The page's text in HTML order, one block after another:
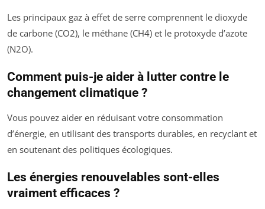
Les principaux gaz à effet de serre comprennent le dioxyde
de carbone (CO2), le méthane (CH4) et le protoxyde d’azote
(N2O).
Comment puis-je aider à lutter contre le
changement climatique ?
Vous pouvez aider en réduisant votre consommation
d’énergie, en utilisant des transports durables, en recyclant et
en soutenant des politiques écologiques.
Les énergies renouvelables sont-elles
vraiment efficaces ?